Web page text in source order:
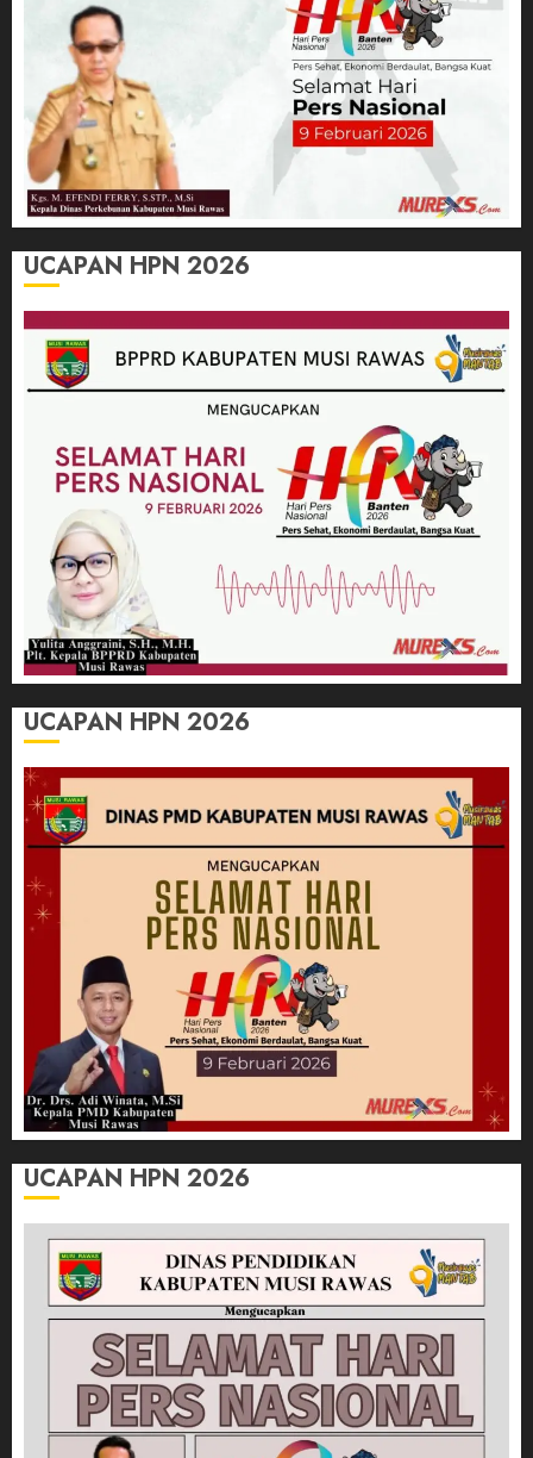
UCAPAN HPN 2026
UCAPAN HPN 2026
UCAPAN HPN 2026